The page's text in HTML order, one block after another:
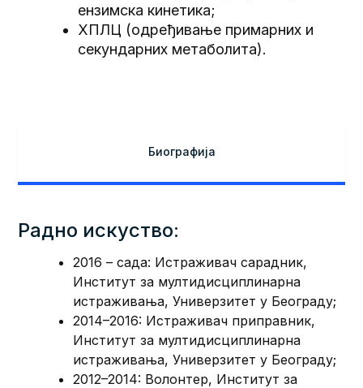
ензимска кинетика;
ХПЛЦ (одређивање примарних и
секундарних метаболита).
Биографија
Радно искуство:
2016 – сада: Истраживач сарадник,
Институт за мултидисциплинарна
истраживања, Универзитет у Београду;
2014–2016: Истраживач приправник,
Институт за мултидисциплинарна
истраживања, Универзитет у Београду;
2012–2014: Волонтер, Институт за